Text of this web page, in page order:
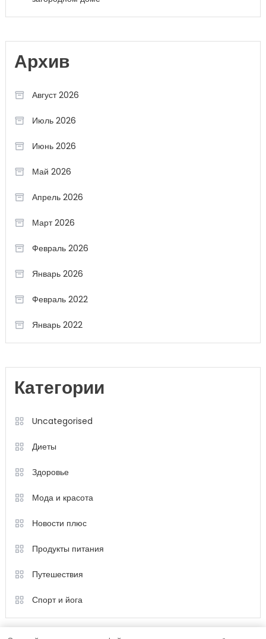
Архив
Август 2026
Июль 2026
Июнь 2026
Май 2026
Апрель 2026
Март 2026
Февраль 2026
Январь 2026
Февраль 2022
Январь 2022
Категории
Uncategorised
Диеты
Здоровье
Мода и красота
Новости плюс
Продукты питания
Путешествия
Спорт и йога